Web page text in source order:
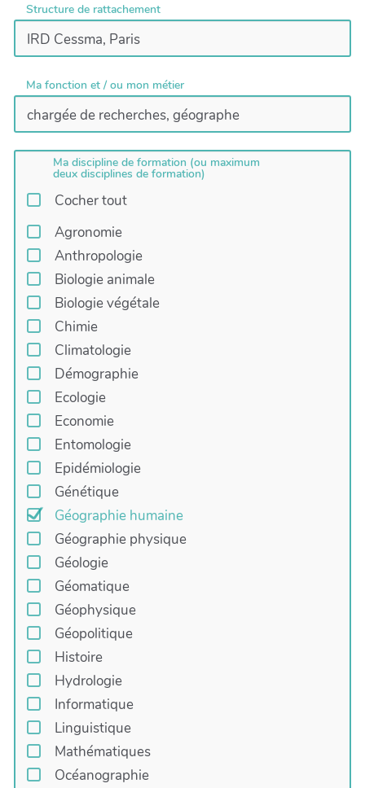
Structure de rattachement
Ma fonction et / ou mon métier
Ma discipline de formation (ou maximum
deux disciplines de formation)
Cocher tout
Agronomie
Anthropologie
Biologie animale
Biologie végétale
Chimie
Climatologie
Démographie
Ecologie
Economie
Entomologie
Epidémiologie
Génétique
Géographie humaine
Géographie physique
Géologie
Géomatique
Géophysique
Géopolitique
Histoire
Hydrologie
Informatique
Linguistique
Mathématiques
Océanographie